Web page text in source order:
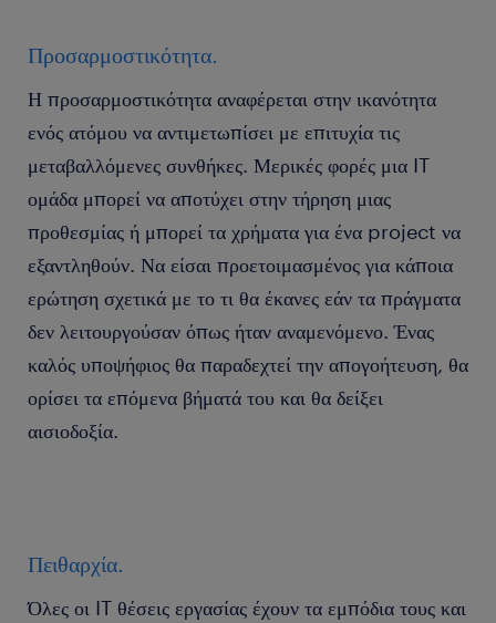
Προσαρμοστικότητα.
Η προσαρμοστικότητα αναφέρεται στην ικανότητα
ενός ατόμου να αντιμετωπίσει με επιτυχία τις
μεταβαλλόμενες συνθήκες. Μερικές φορές μια IT
ομάδα μπορεί να αποτύχει στην τήρηση μιας
προθεσμίας ή μπορεί τα χρήματα για ένα project να
εξαντληθούν. Να είσαι προετοιμασμένος για κάποια
ερώτηση σχετικά με το τι θα έκανες εάν τα πράγματα
δεν λειτουργούσαν όπως ήταν αναμενόμενο. Ένας
καλός υποψήφιος θα παραδεχτεί την απογοήτευση, θα
ορίσει τα επόμενα βήματά του και θα δείξει
αισιοδοξία.
Πειθαρχία.
Όλες οι IT θέσεις εργασίας έχουν τα εμπόδια τους και